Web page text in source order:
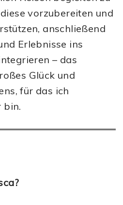
vorzubereiten und
anschließend
Erlebnisse ins
– das
Glück und
für das ich
bin.